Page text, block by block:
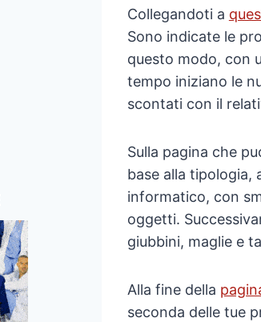
Collegandoti a
Sono indicate le
questo modo, con
tempo iniziano le
scontati con il
Sulla pagina che
base alla tipologia,
informatico, con
oggetti.
giubbini, maglie e
Alla fine della
seconda delle tue